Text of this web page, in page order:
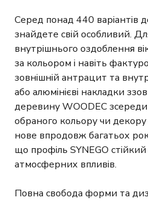
Серед понад 440 варіантів
знайдете свій особливий.
внутрішнього оздоблення
за кольором і навіть
зовнішній антрацит та
або алюмінієві накладки
деревину WOODEC
обраного кольору чи
нове впродовж багатьох
що профіль SYNEGO
атмосферних впливів.
Повна свобода форми та